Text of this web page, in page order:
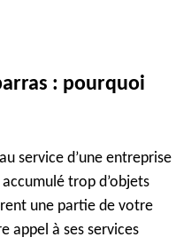
: pourquoi
service d’une entreprise
trop d’objets
une partie de votre
appel à ses services